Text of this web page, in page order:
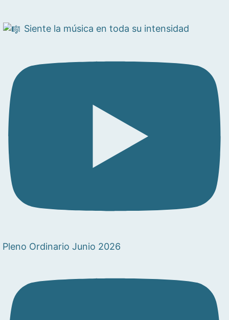
Siente la música en toda su intensidad
Pleno Ordinario Junio 2026